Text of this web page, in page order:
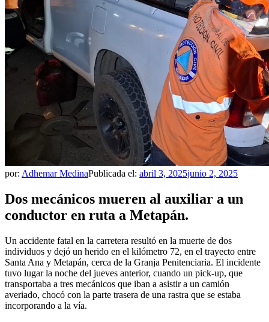
por: Adhemar MedinaPublicada el: abril 3, 2025junio 2, 2025
Dos mecánicos mueren al auxiliar a un
conductor en ruta a Metapán.
Un accidente fatal en la carretera resultó en la muerte de dos
individuos y dejó un herido en el kilómetro 72, en el trayecto entre
Santa Ana y Metapán, cerca de la Granja Penitenciaria. El incidente
tuvo lugar la noche del jueves anterior, cuando un pick-up, que
transportaba a tres mecánicos que iban a asistir a un camión
averiado, chocó con la parte trasera de una rastra que se estaba
incorporando a la vía.